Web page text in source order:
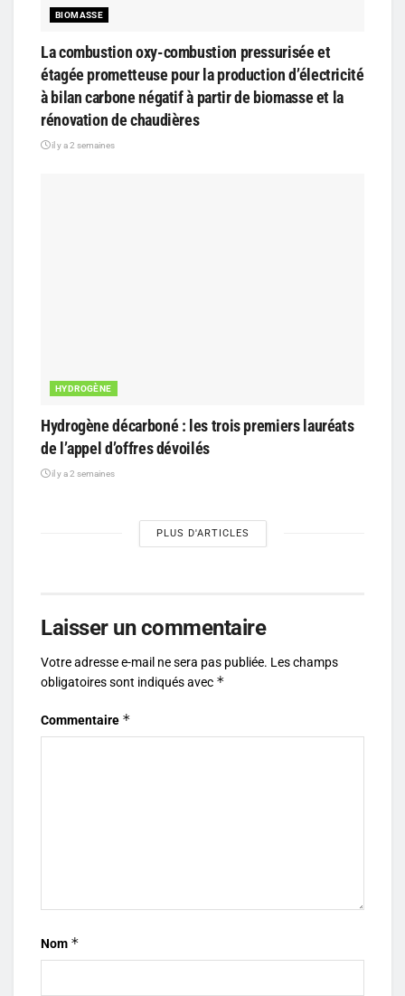
BIOMASSE
La combustion oxy-combustion pressurisée et
étagée prometteuse pour la production d’électricité
à bilan carbone négatif à partir de biomasse et la
rénovation de chaudières
il y a 2 semaines
HYDROGÈNE
Hydrogène décarboné : les trois premiers lauréats
de l’appel d’offres dévoilés
il y a 2 semaines
PLUS D'ARTICLES
Laisser un commentaire
Votre adresse e-mail ne sera pas publiée. Les champs
obligatoires sont indiqués avec *
Commentaire *
Nom *